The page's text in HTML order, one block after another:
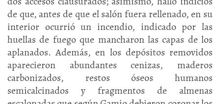
de que, antes de que el salón fuera rellenado, en su
interior ocurrió un incendio, indicado por las
huellas de fuego que mancharon las capas de los
aplanados. Además, en los depósitos removidos
aparecieron abundantes cenizas, maderos
carbonizados, restos óseos humanos
semicalcinados y fragmentos de almenas